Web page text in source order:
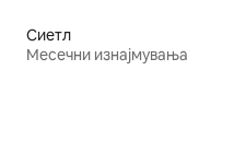
Сиетл
Месечни изнајмувања